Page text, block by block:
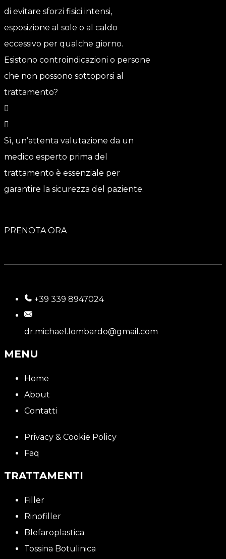
di evitare sforzi fisici intensi,
esposizione al sole o al caldo
eccessivo per qualche giorno.
Esistono controindicazioni o persone
che non possono sottoporsi al
trattamento?
Sì, un’attenta valutazione da un
medico esperto prima del
trattamento è essenziale per
garantire la sicurezza del paziente.
PRENOTA ORA
+39 339 8947024
dr.michael.lombardo@gmail.com
MENU
Home
About
Contatti
Privacy & Cookie Policy
Faq
TRATTAMENTI
Filler
Rinofiller
Blefaroplastica
Tossina Botulinica